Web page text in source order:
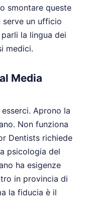
smontare queste
serve un ufficio
la lingua dei
medici.
Media
Aprono la
Non funziona
Dentists richiede
psicologia del
ha esigenze
in provincia di
la fiducia è il